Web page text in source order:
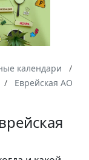
календари
Еврейская АО